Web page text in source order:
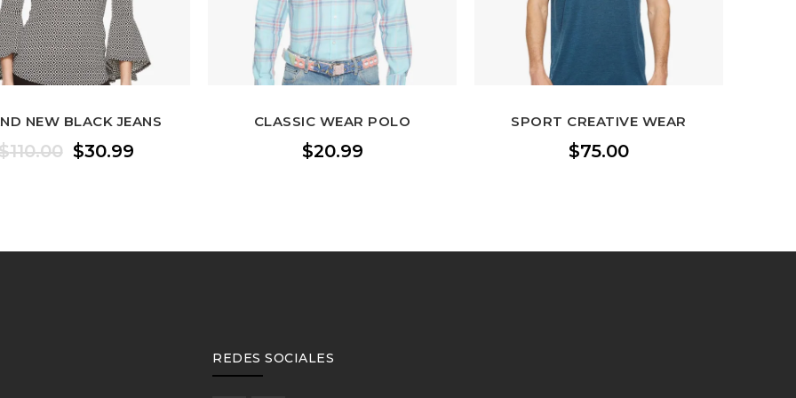
NEW BLACK JEANS
110.00 El
$30.99El
CLASSIC WEAR POLO
$20.99
SPORT CREATIVE WEAR
$75.00
REDES SOCIALES